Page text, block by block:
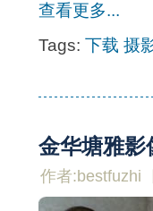
查看更多...
Tags: 下载 摄
金华塘雅影
作者:bestfuzhi